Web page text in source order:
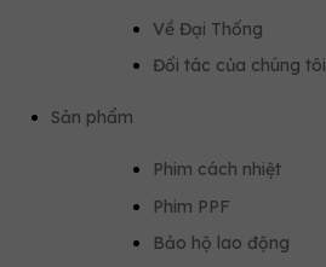
Về Đại Thống
Đối tác của chúng tôi
Sản phẩm
Phim cách nhiệt
Phim PPF
Bảo hộ lao động